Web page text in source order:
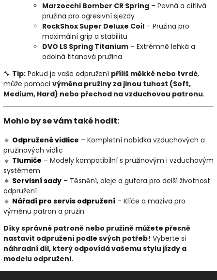
Marzocchi Bomber CR Spring – Pevná a citlivá
pružina pro agresivní sjezdy
RockShox Super Deluxe Coil – Pružina pro
maximální grip a stabilitu
DVO LS Spring Titanium – Extrémně lehká a
odolná titanová pružina
🔧 Tip: Pokud je vaše odpružení příliš měkké nebo tvrdé,
může pomoci výměna pružiny za jinou tuhost (Soft,
Medium, Hard) nebo přechod na vzduchovou patronu.
Mohlo by se vám také hodit:
🔹 Odpruženévidlice – Kompletní nabídka vzduchových a
pružinových vidlic
🔹 Tlumiče – Modely kompatibilní s pružinovým i vzduchovým
systémem
🔹 Servisní sady – Těsnění, oleje a gufera pro delší životnost
odpružení
🔹 Nářadí pro servis odpružení – Klíče a maziva pro
výměnu patron a pružin
Díky správné patroně nebo pružině můžete přesně
nastavit odpružení podle svých potřeb! Vyberte si
náhradní díl, který odpovídá vašemu stylu jízdy a
modelu odpružení.